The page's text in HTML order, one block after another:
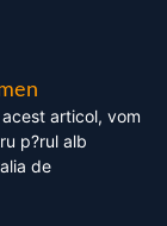
articol, vom
p?rul alb
de